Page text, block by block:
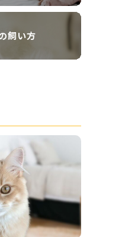
飼い方